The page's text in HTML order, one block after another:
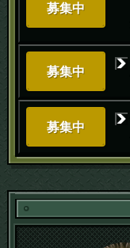
募集中
募集中
募集中